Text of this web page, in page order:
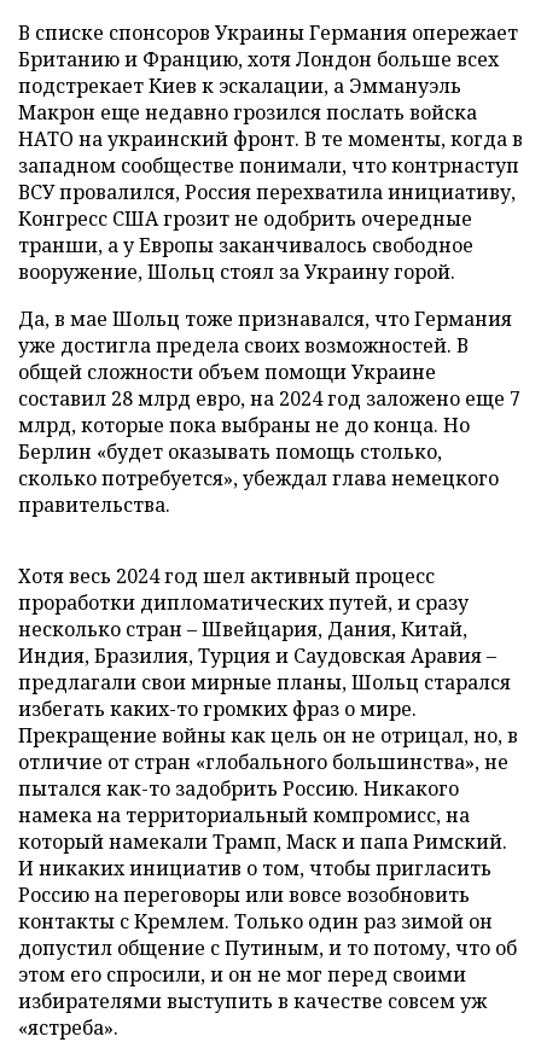
В списке спонсоров Украины Германия опережает
Британию и Францию, хотя Лондон больше всех
подстрекает Киев к эскалации, а Эммануэль
Макрон еще недавно грозился послать войска
НАТО на украинский фронт. В те моменты, когда в
западном сообществе понимали, что контрнаступ
ВСУ провалился, Россия перехватила инициативу,
Конгресс США грозит не одобрить очередные
транши, а у Европы заканчивалось свободное
вооружение, Шольц стоял за Украину горой.
Да, в мае Шольц тоже признавался, что Германия
уже достигла предела своих возможностей. В
общей сложности объем помощи Украине
составил 28 млрд евро, на 2024 год заложено еще 7
млрд, которые пока выбраны не до конца. Но
Берлин «будет оказывать помощь столько,
сколько потребуется», убеждал глава немецкого
правительства.
Хотя весь 2024 год шел активный процесс
проработки дипломатических путей, и сразу
несколько стран – Швейцария, Дания, Китай,
Индия, Бразилия, Турция и Саудовская Аравия –
предлагали свои мирные планы, Шольц старался
избегать каких-то громких фраз о мире.
Прекращение войны как цель он не отрицал, но, в
отличие от стран «глобального большинства», не
пытался как-то задобрить Россию. Никакого
намека на территориальный компромисс, на
который намекали Трамп, Маск и папа Римский.
И никаких инициатив о том, чтобы пригласить
Россию на переговоры или вовсе возобновить
контакты с Кремлем. Только один раз зимой он
допустил общение с Путиным, и то потому, что об
этом его спросили, и он не мог перед своими
избирателями выступить в качестве совсем уж
«ястреба».